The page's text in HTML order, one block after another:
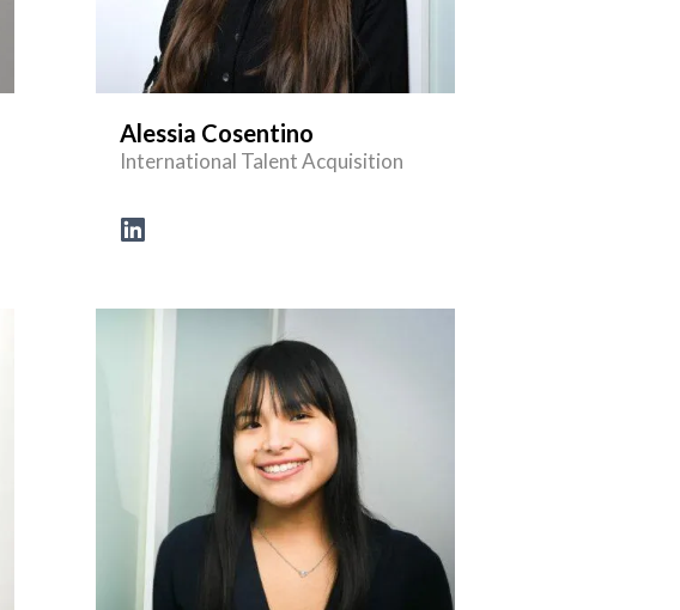
Alessia Cosentino
International Talent Acquisition